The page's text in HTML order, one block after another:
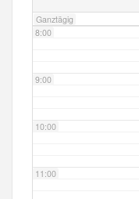
Ganztägig
8:00
9:00
10:00
11:00